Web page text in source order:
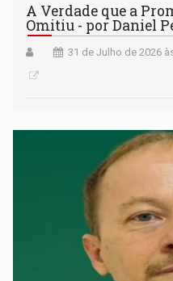
A Verdade que a
Omitiu - por Daniel
31 de Julho de 2026